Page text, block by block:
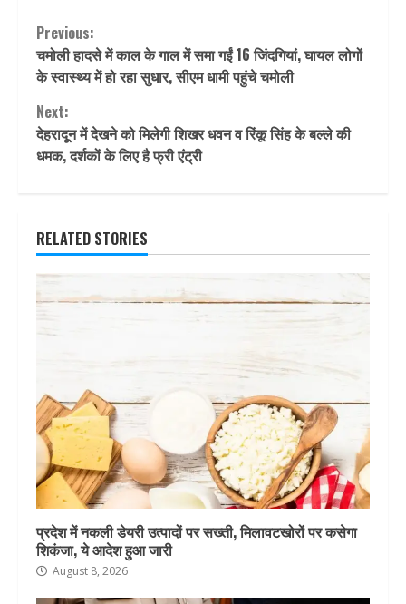
Continue
Reading
Previous:
चमोली हादसे में काल के गाल में समा गईं 16 जिंदगियां, घायल लोगों
के स्वास्थ्य में हो रहा सुधार, सीएम धामी पहुंचे चमोली
Next:
देहरादून में देखने को मिलेगी शिखर धवन व रिंकू सिंह के बल्ले की
धमक, दर्शकों के लिए है फ्री एंट्री
RELATED STORIES
प्रदेश में नकली डेयरी उत्पादों पर सख्ती, मिलावटखोरों पर कसेगा
शिकंजा, ये आदेश हुआ जारी
August 8, 2026